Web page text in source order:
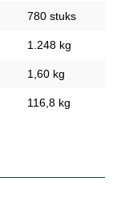
780 stuks
1.248 kg
1,60 kg
116,8 kg